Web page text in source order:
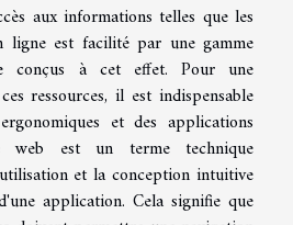
aux informations telles que les
ligne est facilité par une gamme
conçus à cet effet. Pour une
ressources, il est indispensable
et des applications
web est un terme technique
et la conception intuitive
application. Cela signifie que